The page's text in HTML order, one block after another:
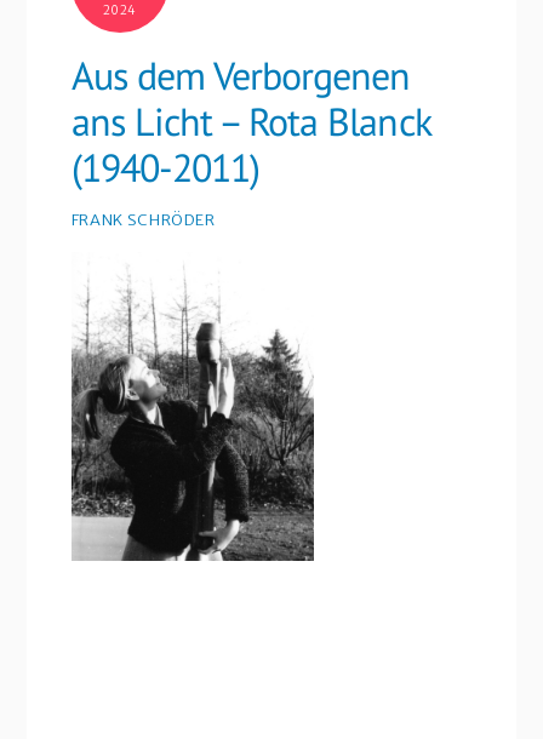
2024
Aus dem Verborgenen
ans Licht – Rota Blanck
(1940-2011)
FRANK SCHRÖDER